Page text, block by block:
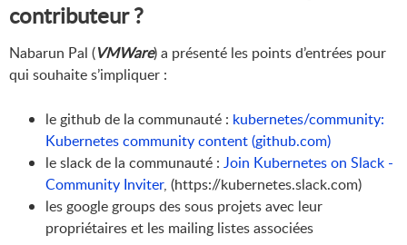
contributeur ?
Nabarun Pal (VMWare) a présenté les points d’entrées pour
qui souhaite s’impliquer :
le github de la communauté : kubernetes/community:
Kubernetes community content (github.com)
le slack de la communauté : Join Kubernetes on Slack -
Community Inviter, (https://kubernetes.slack.com)
les google groups des sous projets avec leur
propriétaires et les mailing listes associées